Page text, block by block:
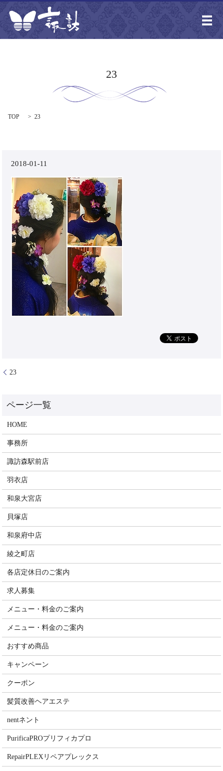
メ
23
TOP 23
2018-01-11
23
HOME
事務所
諏訪森駅前店
羽衣店
和泉大宮店
貝塚店
和泉府中店
綾之町店
各店定休日のご案内
求人募集
メニュー・料金のご案内
メニュー・料金のご案内
おすすめ商品
キャンペーン
クーポン
髪質改善ヘアエステ
nentネント
PurificaPROプリフィカプロ
RepairPLEXリペアプレックス